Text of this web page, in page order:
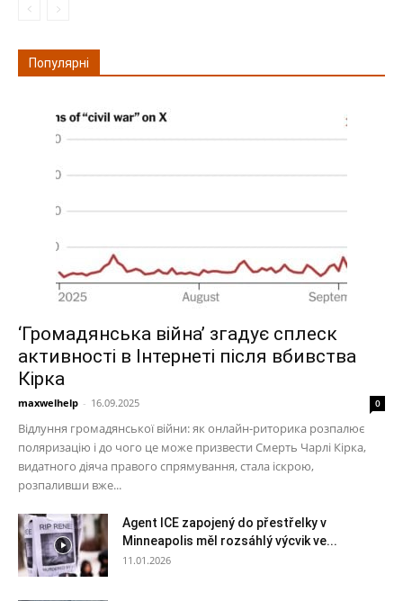
Популярні
‘Громадянська війна’ згадує сплеск
активності в Інтернеті після вбивства
Кірка
maxwelhelp - 16.09.2025 0
Відлуння громадянської війни: як онлайн-риторика розпалює
поляризацію і до чого це може призвести Смерть Чарлі Кірка,
видатного діяча правого спрямування, стала іскрою,
розпаливши вже...
Agent ICE zapojený do přestřelky v
Minneapolis měl rozsáhlý výcvik ve...
11.01.2026